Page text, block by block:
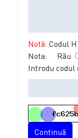
Notă: Codul
Nota: Rău
Introdu codul
Continuă